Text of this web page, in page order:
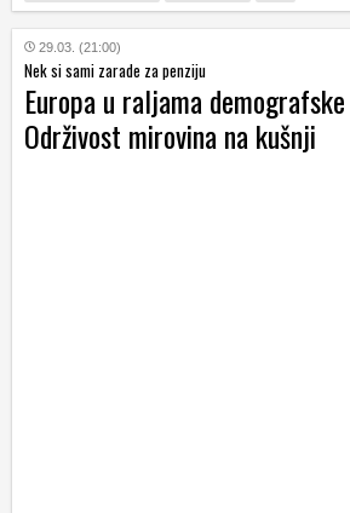
29.03. (21:00)
Nek si sami zarade za penziju
Europa u raljama
Održivost mirovina na kušnji